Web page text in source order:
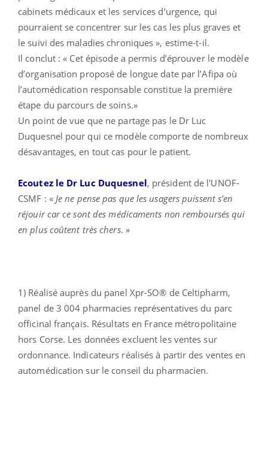
cabinets médicaux et les services d’urgence, qui
pourraient se concentrer sur les cas les plus graves et
le suivi des maladies chroniques », estime-t-il.
Il conclut : « Cet épisode a permis d’éprouver le modèle
d’organisation proposé de longue date par l’Afipa où
l’automédication responsable constitue la première
étape du parcours de soins.»
Un point de vue que ne partage pas le Dr Luc
Duquesnel pour qui ce modèle comporte de nombreux
désavantages, en tout cas pour le patient.
Ecoutez le Dr Luc Duquesnel, président de l'UNOF-
CSMF : « Je ne pense pas que les usagers puissent s'en
réjouir car ce sont des médicaments non remboursés qui
en plus coûtent très chers. »
1) Réalisé auprès du panel Xpr-SO® de Celtipharm,
panel de 3 004 pharmacies représentatives du parc
officinal français. Résultats en France métropolitaine
hors Corse. Les données excluent les ventes sur
ordonnance. Indicateurs réalisés à partir des ventes en
automédication sur le conseil du pharmacien.